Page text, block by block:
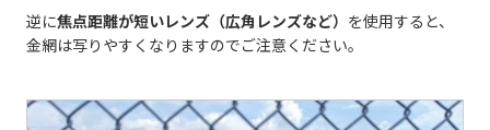
逆に焦点距離が短いレンズ（広角レンズなど） を使用すると、
金網は写りやすくなりますのでご注意ください。